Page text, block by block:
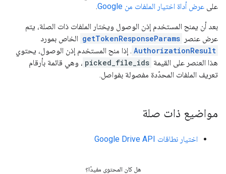
على عرض أداة اختيار الملفات من Google .
بعد أن يمنح المستخدم إذن الوصول ويختار الملفات ذات الصلة، يتم
عرض عنصر getTokenResponseParams الخاص بمورد
AuthorizationResult . إذا منح المستخدم إذن الوصول، يحتوي
هذا العنصر على القيمة picked_file_ids ، وهي قائمة بأرقام
تعريف الملفات المحدّدة مفصولة بفواصل.
مواضيع ذات صلة
اختيار نطاقات Google Drive API
هل كان المحتوى مفيدًا؟